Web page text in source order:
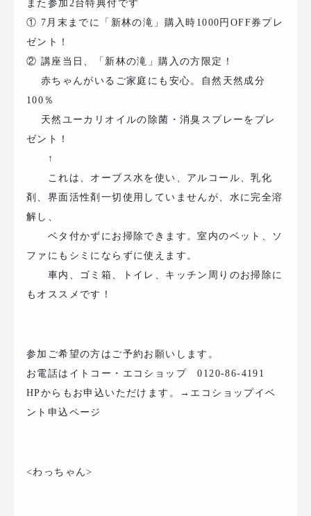
また参加2台特典付です
① 7月末までに「新林の滝」購入時1000円OFF券プレ
ゼント！
② 講座当日、「新林の滝」購入の方限定！
赤ちゃんがいるご家庭にも安心。自然天然成分
100％
天然ユーカリオイルの除菌・消臭スプレーをプレ
ゼント！
↑
これは、オーブス水を使い、アルコール、乳化
剤、界面活性剤一切使用していませんが、水に完全溶
解し、
ベタ付かずにお掃除できます。室内のベット、ソ
ファにもシミにならずに使えます。
車内、ゴミ箱、トイレ、キッチン周りのお掃除に
もオススメです！
参加ご希望の方はご予約お願いします。
お電話はイトコー・エコショップ 0120-86-4191
HPからもお申込いただけます。→エコショップイベ
ント申込ページ
<わっちゃん>